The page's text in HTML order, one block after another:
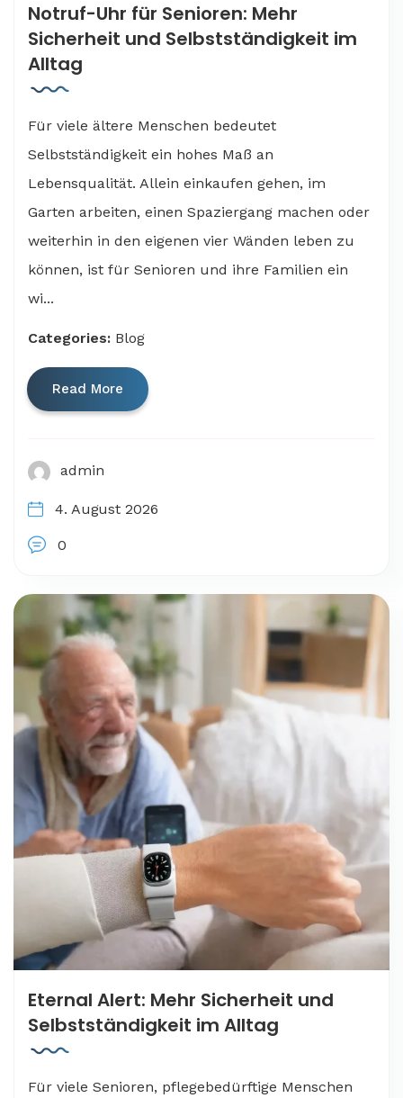
Notruf-Uhr für Senioren: Mehr
Sicherheit und Selbstständigkeit im
Alltag
Für viele ältere Menschen bedeutet
Selbstständigkeit ein hohes Maß an
Lebensqualität. Allein einkaufen gehen, im
Garten arbeiten, einen Spaziergang machen oder
weiterhin in den eigenen vier Wänden leben zu
können, ist für Senioren und ihre Familien ein
wi...
Categories: Blog
Read More
admin
4. August 2026
0
Eternal Alert: Mehr Sicherheit und
Selbstständigkeit im Alltag
Für viele Senioren, pflegebedürftige Menschen